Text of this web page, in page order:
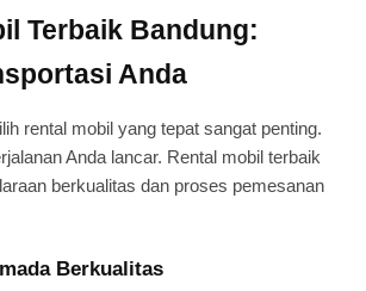
Terbaik Bandung:
Anda
rental mobil yang tepat sangat penting.
Anda lancar. Rental mobil terbaik
berkualitas dan proses pemesanan
Berkualitas